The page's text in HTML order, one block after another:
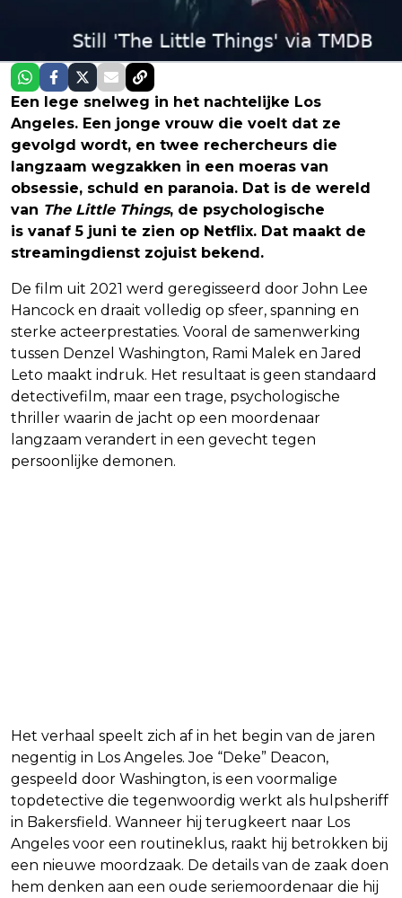
Een lege snelweg in het nachtelijke Los
Angeles. Een jonge vrouw die voelt dat ze
gevolgd wordt, en twee rechercheurs die
langzaam wegzakken in een moeras van
obsessie, schuld en paranoia. Dat is de wereld
van The Little Things, de psychologische
is vanaf 5 juni te zien op Netflix. Dat maakt de
streamingdienst zojuist bekend.
De film uit 2021 werd geregisseerd door John Lee
Hancock en draait volledig op sfeer, spanning en
sterke acteerprestaties. Vooral de samenwerking
tussen Denzel Washington, Rami Malek en Jared
Leto maakt indruk. Het resultaat is geen standaard
detectivefilm, maar een trage, psychologische
thriller waarin de jacht op een moordenaar
langzaam verandert in een gevecht tegen
persoonlijke demonen.
Het verhaal speelt zich af in het begin van de jaren
negentig in Los Angeles. Joe “Deke” Deacon,
gespeeld door Washington, is een voormalige
topdetective die tegenwoordig werkt als hulpsheriff
in Bakersfield. Wanneer hij terugkeert naar Los
Angeles voor een routineklus, raakt hij betrokken bij
een nieuwe moordzaak. De details van de zaak doen
hem denken aan een oude seriemoordenaar die hij